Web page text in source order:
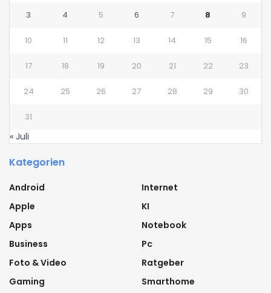
3 4 5 6 7 8 9
10 11 12 13 14 15 16
17 18 19 20 21 22 23
24 25 26 27 28 29 30
31
« Juli
Kategorien
Android
Apple
Apps
Business
Foto & Video
Gaming
Internet
KI
Notebook
Pc
Ratgeber
Smarthome